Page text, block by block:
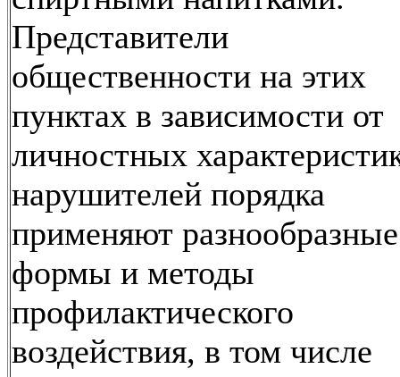
Представители
общественности на этих
пунктах в зависимости от
личностных
нарушителей порядка
применяют разнообразные
формы и методы
профилактического
воздействия, в том числе